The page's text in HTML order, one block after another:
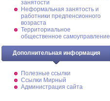
занятости
Неформальная занятость и
работники предпенсионного
возраста
Территориальное
общественное самоуправление
Дополнительная информация
Полезные ссылки
Ссылки Мирный
Администрация сайта